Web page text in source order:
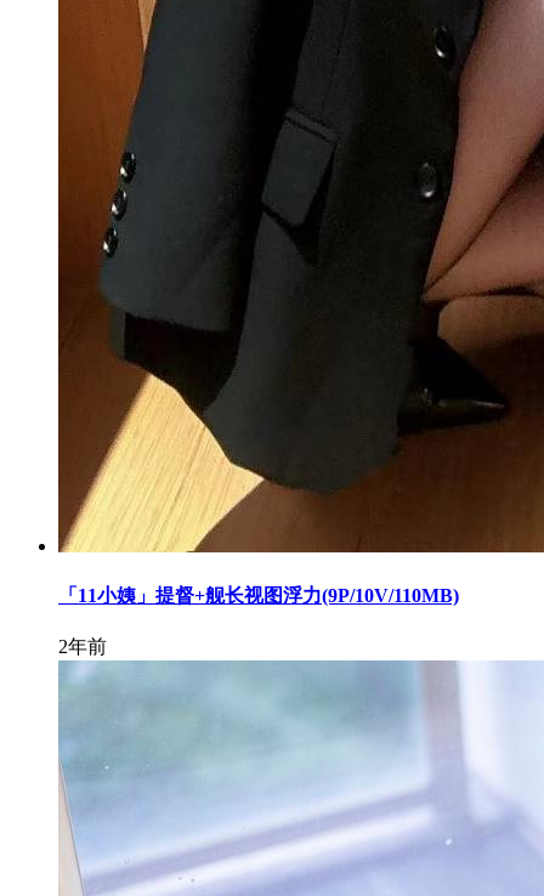
「11小姨」提督+舰长视图浮力(9P/10V/110MB)
2年前